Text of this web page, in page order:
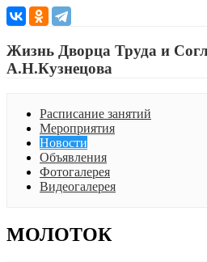
Жизнь Дворца Труда и
А.Н.Кузнецова
Расписание занятий
Мероприятия
Новости
Объявления
Фотогалерея
Видеогалерея
МОЛОТОК